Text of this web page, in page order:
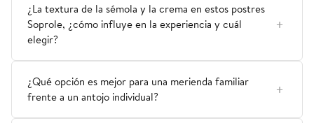
¿La textura de la sémola y la crema en estos postres
Soprole, ¿cómo influye en la experiencia y cuál
elegir?
¿Qué opción es mejor para una merienda familiar
frente a un antojo individual?